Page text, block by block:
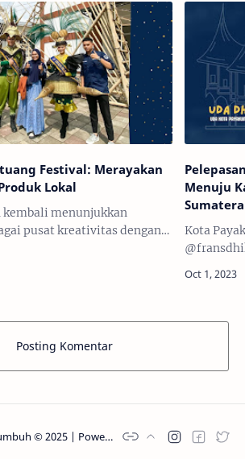
Festival: Merayakan
Lokal
kembali menunjukkan
pusat kreativitas dengan
Menuju
Kota
Posting Komentar
Uda Uni Kota Payakumbuh © 2025 | Powered by Kojolah Sandbox